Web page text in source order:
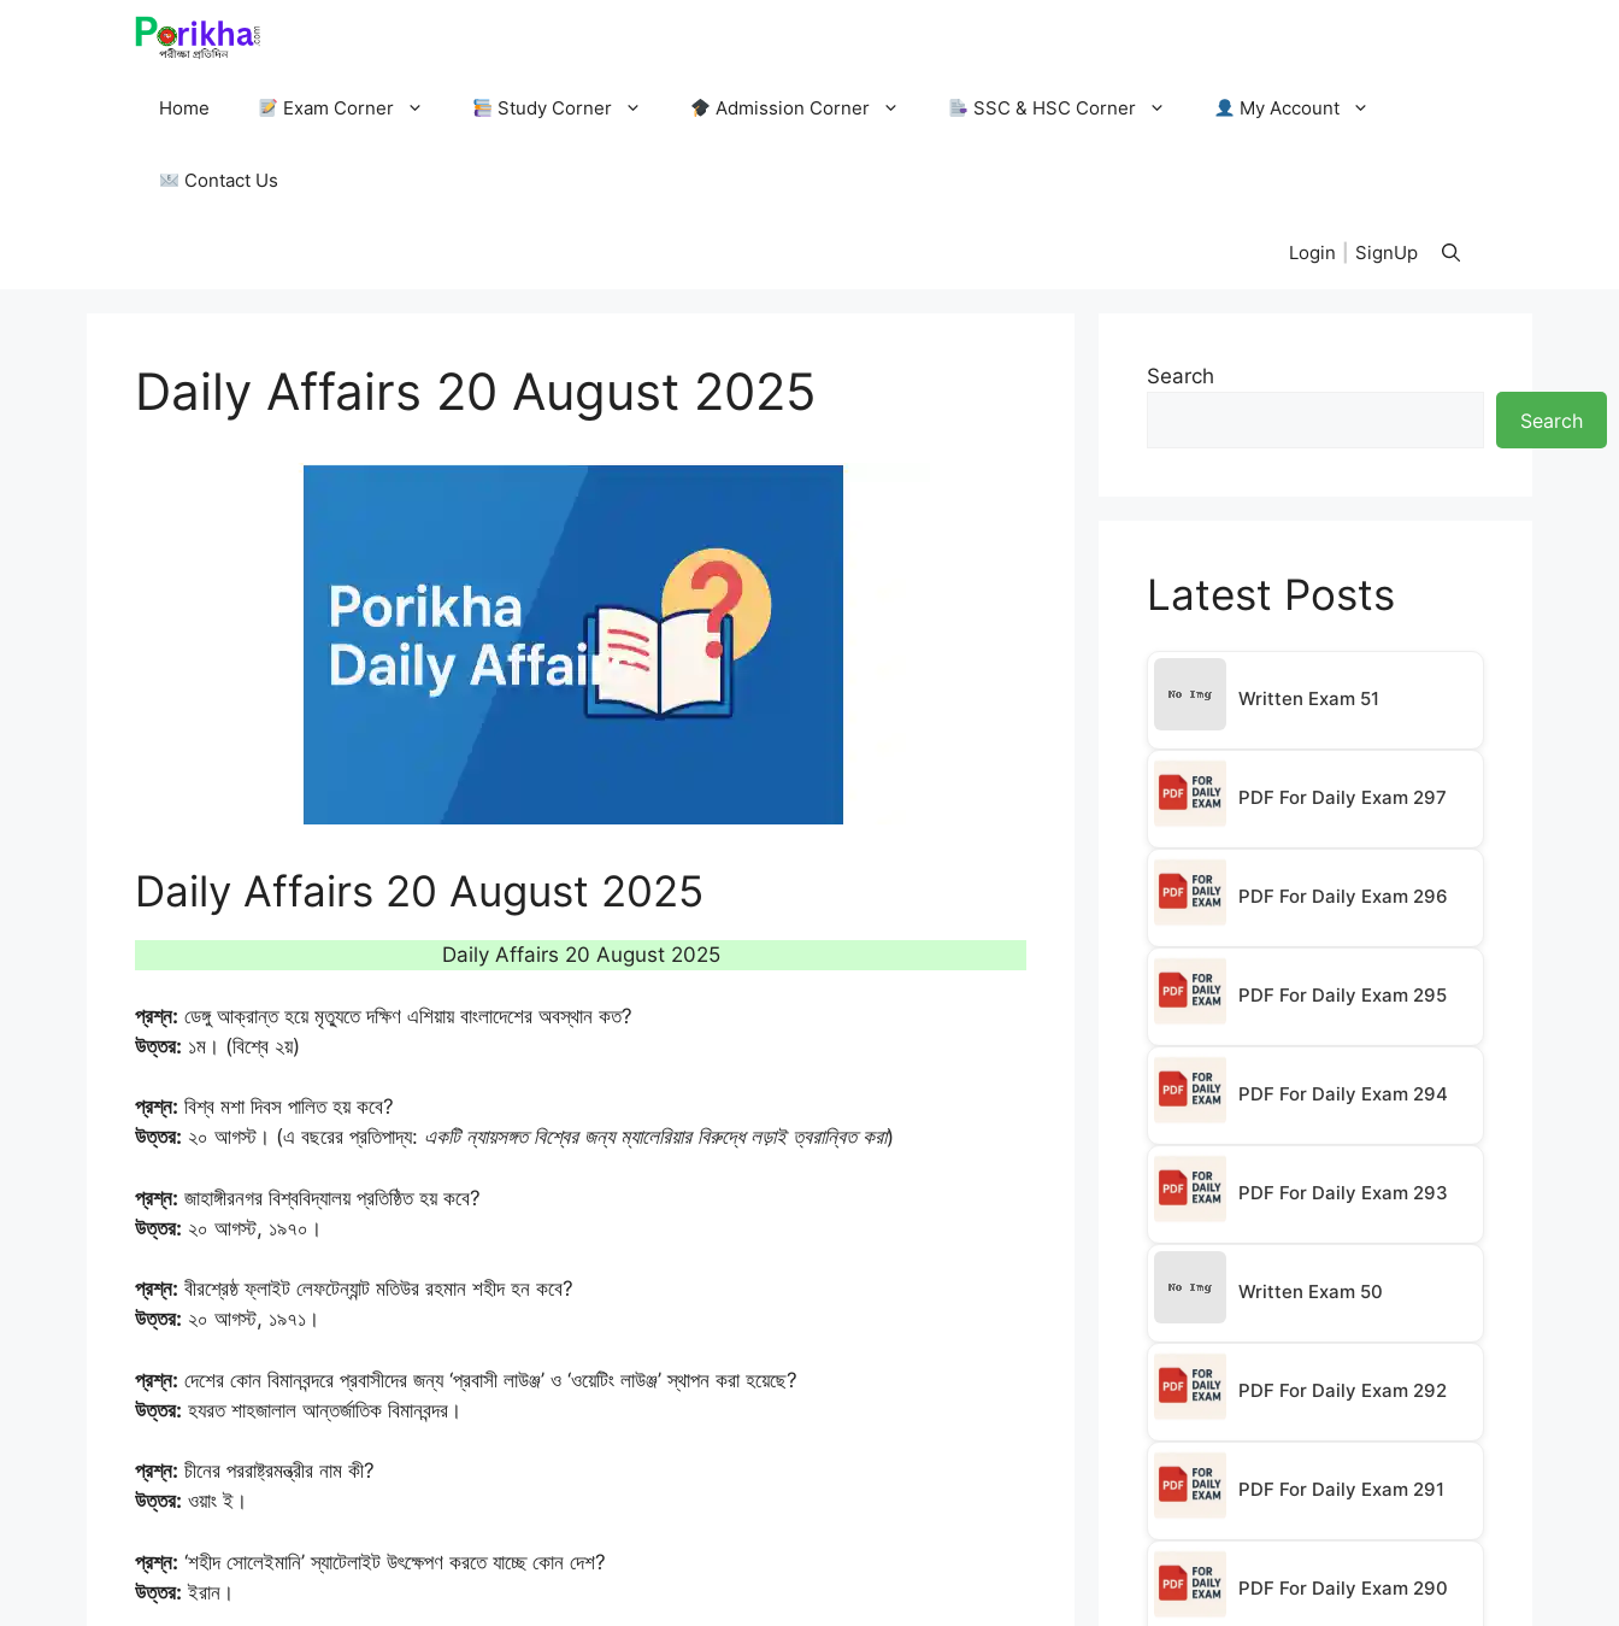
Home Exam Corner Study Corner Admission Corner SSC & HSC Corner My Account
Contact Us
Login SignUp
Daily Affairs 20 August 2025
Daily Affairs 20 August 2025
Daily Affairs 20 August 2025
প্রশ্ন: ডেঙ্গু আক্রান্ত হয়ে মৃত্যুতে দক্ষিণ এশিয়ায় বাংলাদেশের অবস্থান কত?
উত্তর: ১ম। (বিশ্বে ২য়)
প্রশ্ন: বিশ্ব মশা দিবস পালিত হয় কবে?
উত্তর: ২০ আগস্ট। (এ বছরের প্রতিপাদ্য: একটি ন্যায়সঙ্গত বিশ্বের জন্য ম্যালেরিয়ার বিরুদ্ধে লড়াই ত্বরান্বিত করা)
প্রশ্ন: জাহাঙ্গীরনগর বিশ্ববিদ্যালয় প্রতিষ্ঠিত হয় কবে?
উত্তর: ২০ আগস্ট, ১৯৭০।
প্রশ্ন: বীরশ্রেষ্ঠ ফ্লাইট লেফটেন্যান্ট মতিউর রহমান শহীদ হন কবে?
উত্তর: ২০ আগস্ট, ১৯৭১।
প্রশ্ন: দেশের কোন বিমানবন্দরে প্রবাসীদের জন্য ‘প্রবাসী লাউঞ্জ’ ও ‘ওয়েটিং লাউঞ্জ’ স্থাপন করা হয়েছে?
উত্তর: হযরত শাহজালাল আন্তর্জাতিক বিমানবন্দর।
প্রশ্ন: চীনের পররাষ্ট্রমন্ত্রীর নাম কী?
উত্তর: ওয়াং ই।
প্রশ্ন: ‘শহীদ সোলেইমানি’ স্যাটেলাইট উৎক্ষেপণ করতে যাচ্ছে কোন দেশ?
উত্তর: ইরান।
Search
Search
Latest Posts
Written Exam 51
PDF For Daily Exam 297
PDF For Daily Exam 296
PDF For Daily Exam 295
PDF For Daily Exam 294
PDF For Daily Exam 293
Written Exam 50
PDF For Daily Exam 292
PDF For Daily Exam 291
PDF For Daily Exam 290